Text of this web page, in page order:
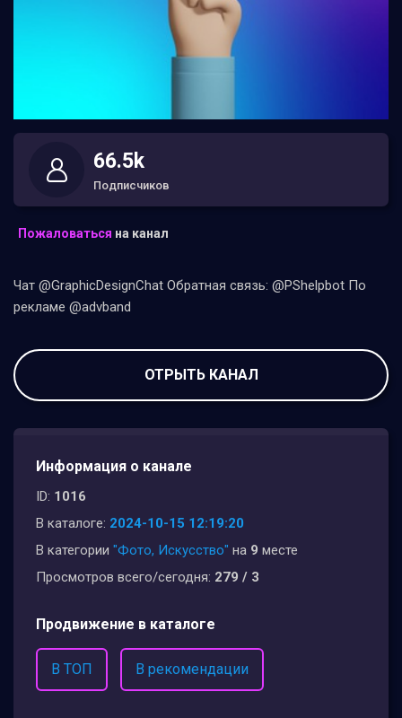
66.5k
Подписчиков
Пожаловаться на канал
Чат @GraphicDesignChat Обратная связь: @PShelpbot По
рекламе @advband
ОТРЫТЬ КАНАЛ
Информация о канале
ID: 1016
В каталоге: 2024-10-15 12:19:20
В категории "Фото, Искусство" на 9 месте
Просмотров всего/сегодня: 279 / 3
Продвижение в каталоге
В ТОП В рекомендации